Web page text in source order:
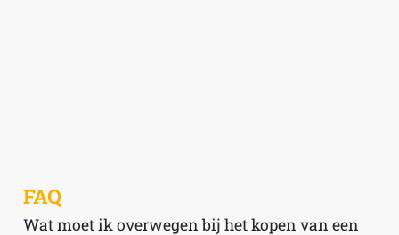
FAQ
Wat moet ik overwegen bij het kopen van een